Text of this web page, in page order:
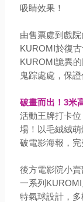
吸睛效果！
由售票處到戲
KUROMI於復
KUROMI詭異
鬼踪處處，保
破畫而出！3米
活動王牌打卡
場！以毛絨絨
破電影海報，完
後方電影院小
一系列
特氣球設計，